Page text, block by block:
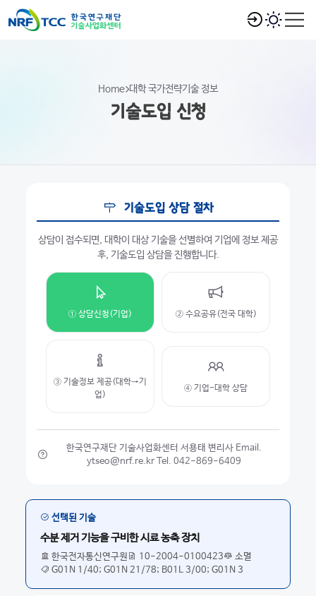
Home 대학 국가전략기술 정보
기술도입 신청
기술도입 상담 절차
상담이 접수되면, 대학이 대상 기술을 선별하여 기업에 정보 제공
후, 기술도입 상담을 진행합니다.
① 상담신청(기업) ② 수요공유(전국 대학)
③ 기술정보 제공(대학→기
업)
④ 기업-대학 상담
한국연구재단 기술사업화센터 서용태 변리사 Email.
ytseo@nrf.re.kr Tel. 042-869-6409
선택된 기술
수분 제거 기능을 구비한 시료 농축 장치
한국전자통신연구원 10-2004-0100423
소멸
G01N 1/40; G01N 21/78; B01L 3/00; G01N 3